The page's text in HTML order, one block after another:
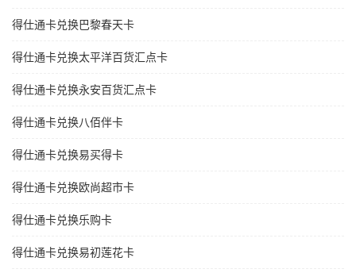
得仕通卡兑换巴黎春天卡
得仕通卡兑换太平洋百货汇点卡
得仕通卡兑换永安百货汇点卡
得仕通卡兑换八佰伴卡
得仕通卡兑换易买得卡
得仕通卡兑换欧尚超市卡
得仕通卡兑换乐购卡
得仕通卡兑换易初莲花卡